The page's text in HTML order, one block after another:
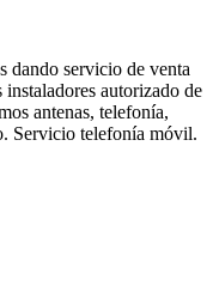
dando servicio de venta
autorizado de
antenas, telefonía,
Servicio telefonía móvil.